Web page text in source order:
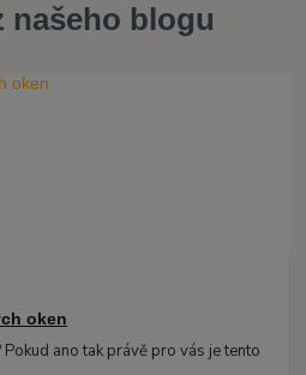
našeho blogu
oken
ano tak právě pro vás je tento